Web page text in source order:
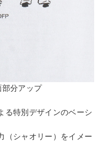
部分アップ
る特別デザインのベーシ
（シャオリー）をイメー